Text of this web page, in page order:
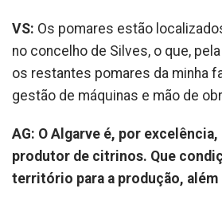
VS: Os pomares estão
no concelho de Silves, o que,
os restantes pomares da minha
gestão de máquinas e mão de
AG: O Algarve é, por
produtor de citrinos. Que
território para a produção, além